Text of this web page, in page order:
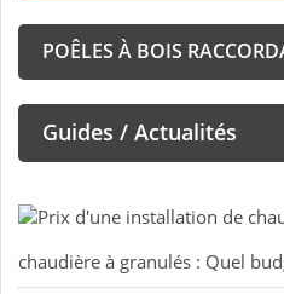
POÊLES À BOIS
Guides / Actualités
chaudière à granulés : Quel